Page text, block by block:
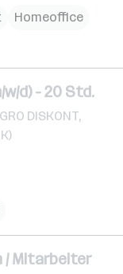
Homeoffice
d) - 20 Std.
DISKONT,
/ Mitarbeiter